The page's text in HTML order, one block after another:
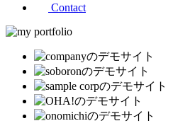
Contact